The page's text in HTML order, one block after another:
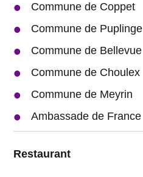
Commune de Coppet
Commune de Puplinge
Commune de Bellevue
Commune de Choulex
Commune de Meyrin
Ambassade de France
Restaurant